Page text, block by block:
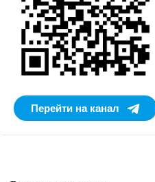
Перейти на канал